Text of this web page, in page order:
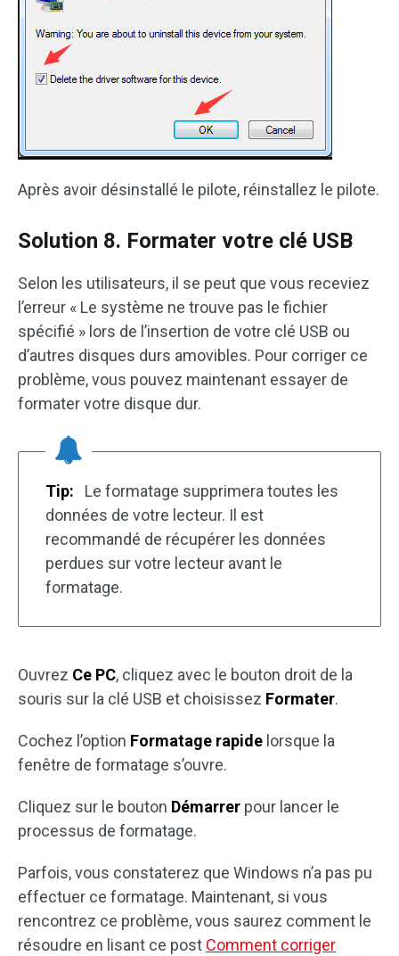
Après avoir désinstallé le pilote, réinstallez le pilote.
Solution 8. Formater votre clé USB
Selon les utilisateurs, il se peut que vous receviez
l’erreur « Le système ne trouve pas le fichier
spécifié » lors de l’insertion de votre clé USB ou
d’autres disques durs amovibles. Pour corriger ce
problème, vous pouvez maintenant essayer de
formater votre disque dur.
Tip:
Le formatage supprimera toutes les
données de votre lecteur. Il est
recommandé de récupérer les données
perdues sur votre lecteur avant le
formatage.
Ouvrez Ce PC, cliquez avec le bouton droit de la
souris sur la clé USB et choisissez Formater.
Cochez l’option Formatage rapide lorsque la
fenêtre de formatage s’ouvre.
Cliquez sur le bouton Démarrer pour lancer le
processus de formatage.
Parfois, vous constaterez que Windows n’a pas pu
effectuer ce formatage. Maintenant, si vous
rencontrez ce problème, vous saurez comment le
résoudre en lisant ce post Comment corriger